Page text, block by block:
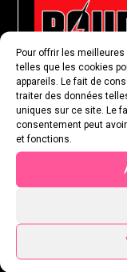
Pour offrir les
telles que les cookies
appareils. Le fait de
traiter des données
uniques sur ce site. Le
consentement peut
et fonctions.